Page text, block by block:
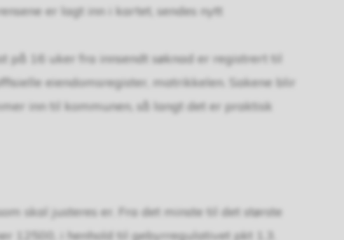
er lagt inn i kartet, sendes nytt
på 16 uker fra innsendt søknad er registrert til
eiendomsregister, matrikkelen. Sakene blir
inn til kommunen, så langt det er praktisk
skal justeres er. Fra det minste til det største
12500, i henhold til gebyrregulativet pkt 1.3.